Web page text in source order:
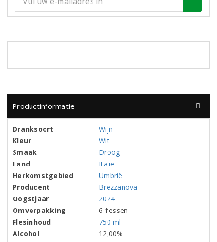
Productinformatie
Dranksoort
Wijn
Kleur
Wit
Smaak
Droog
Land
Italië
Herkomstgebied
Umbrië
Producent
Brezzanova
Oogstjaar
2024
Omverpakking
6 flessen
Flesinhoud
750 ml
Alcohol
12,00%